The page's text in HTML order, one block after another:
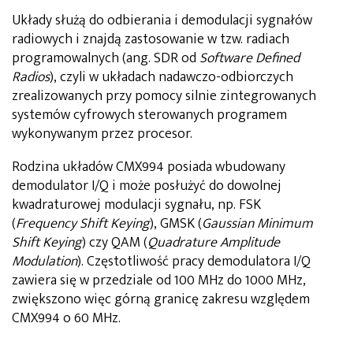
Układy służą do odbierania i demodulacji sygnałów
radiowych i znajdą zastosowanie w tzw. radiach
programowalnych (ang. SDR od Software Defined
Radios), czyli w układach nadawczo-odbiorczych
zrealizowanych przy pomocy silnie zintegrowanych
systemów cyfrowych sterowanych programem
wykonywanym przez procesor.
Rodzina układów CMX994 posiada wbudowany
demodulator I/Q i może posłużyć do dowolnej
kwadraturowej modulacji sygnału, np. FSK
(Frequency Shift Keying), GMSK (Gaussian Minimum
Shift Keying) czy QAM (Quadrature Amplitude
Modulation). Częstotliwość pracy demodulatora I/Q
zawiera się w przedziale od 100 MHz do 1000 MHz,
zwiększono więc górną granicę zakresu względem
CMX994 o 60 MHz.